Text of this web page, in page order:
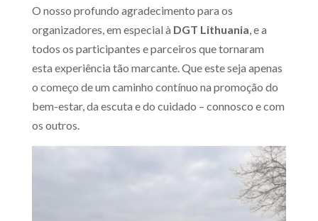
O nosso profundo agradecimento para os
organizadores, em especial à DGT Lithuania, e a
todos os participantes e parceiros que tornaram
esta experiência tão marcante. Que este seja apenas
o começo de um caminho contínuo na promoção do
bem-estar, da escuta e do cuidado – connosco e com
os outros.